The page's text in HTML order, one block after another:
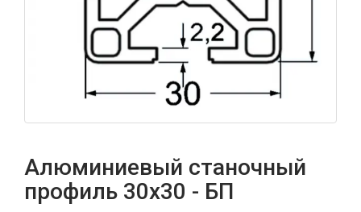
Алюминиевый станочный
профиль 30х30 - БП